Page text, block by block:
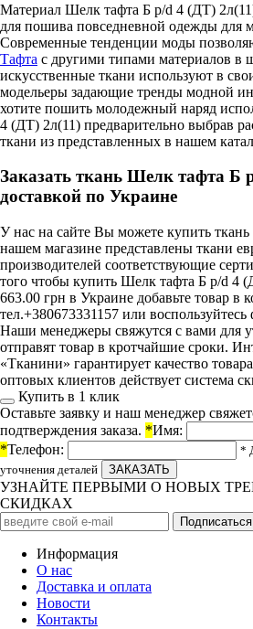
Материал Шелк тафта Б p/d 4 (ДТ)
для пошива повседневной одежды
Современные тенденции моды
Тафта с другими типами материалов в
искусственные ткани используют в
модельеры задающие тренды модной
хотите пошить молодежный наряд
4 (ДТ) 2л(11) предварительно выбрав
ткани из представленных в нашем
Заказать ткань Шелк тафта Б
доставкой по Украине
У нас на сайте Вы можете купить ткань
нашем магазине представлены ткани
производителей соответствующие
того чтобы купить Шелк тафта Б p/d 4
663.00 грн в Украине добавьте товар в
тел.+380673331157 или
Наши менеджеры свяжутся с вами для
отправят товар в кротчайшие сроки.
«Тканини» гарантирует качество
оптовых клиентов действует система
Купить в 1 клик
Оставьте заявку и наш менеджер
подтверждения заказа. *Имя:
*Телефон:
*
уточнения деталей
УЗНАЙТЕ ПЕРВЫМИ О НОВЫХ
СКИДКАХ
Информация
О нас
Доставка и оплата
Новости
Контакты